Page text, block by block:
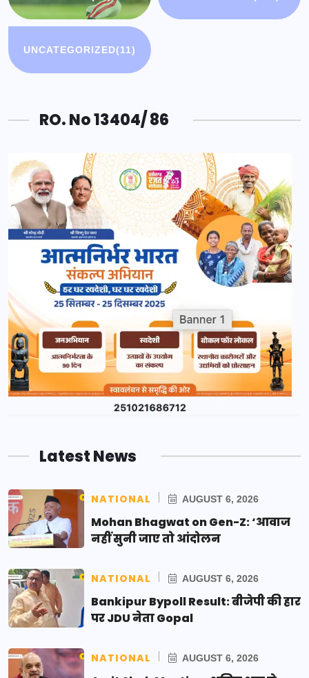
UNCATEGORIZED(11)
RO. No 13404/ 86
Latest News
NATIONAL AUGUST 6, 2026
Mohan Bhagwat on Gen-Z: ‘आवाज
नहीं सुनी जाए तो आंदोलन
NATIONAL AUGUST 6, 2026
Bankipur Bypoll Result: बीजेपी की हार
पर JDU नेता Gopal
NATIONAL AUGUST 6, 2026